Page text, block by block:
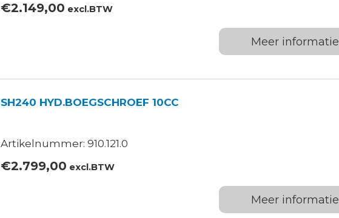
€2.149,00 excl.BTW
Meer informatie
SH240 HYD.BOEGSCHROEF 10CC
Artikelnummer: 910.121.0
€2.799,00 excl.BTW
Meer informatie